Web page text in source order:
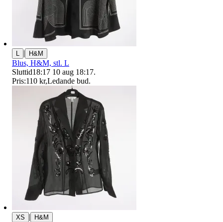
L | H&M
Blus, H&M, stl. L
Sluttid18:17 10 aug 18:17.
Pris:110 kr,Ledande bud.
XS | H&M